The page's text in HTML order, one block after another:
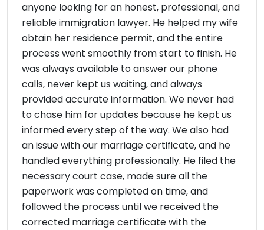
anyone looking for an honest, professional, and
reliable immigration lawyer. He helped my wife
obtain her residence permit, and the entire
process went smoothly from start to finish. He
was always available to answer our phone
calls, never kept us waiting, and always
provided accurate information. We never had
to chase him for updates because he kept us
informed every step of the way. We also had
an issue with our marriage certificate, and he
handled everything professionally. He filed the
necessary court case, made sure all the
paperwork was completed on time, and
followed the process until we received the
corrected marriage certificate with the